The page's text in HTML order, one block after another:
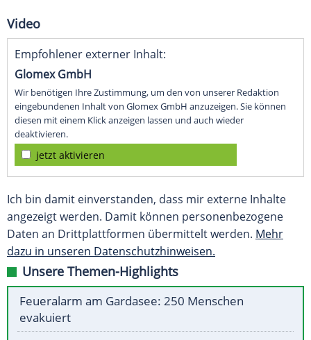
Video
Empfohlener externer Inhalt:
Glomex GmbH
Wir benötigen Ihre Zustimmung, um den von unserer Redaktion
eingebundenen Inhalt von Glomex GmbH anzuzeigen. Sie können
diesen mit einem Klick anzeigen lassen und auch wieder
deaktivieren.
jetzt aktivieren
Ich bin damit einverstanden, dass mir externe Inhalte
angezeigt werden. Damit können personenbezogene
Daten an Drittplattformen übermittelt werden. Mehr
dazu in unseren Datenschutzhinweisen.
Unsere Themen-Highlights
Feueralarm am Gardasee: 250 Menschen
evakuiert